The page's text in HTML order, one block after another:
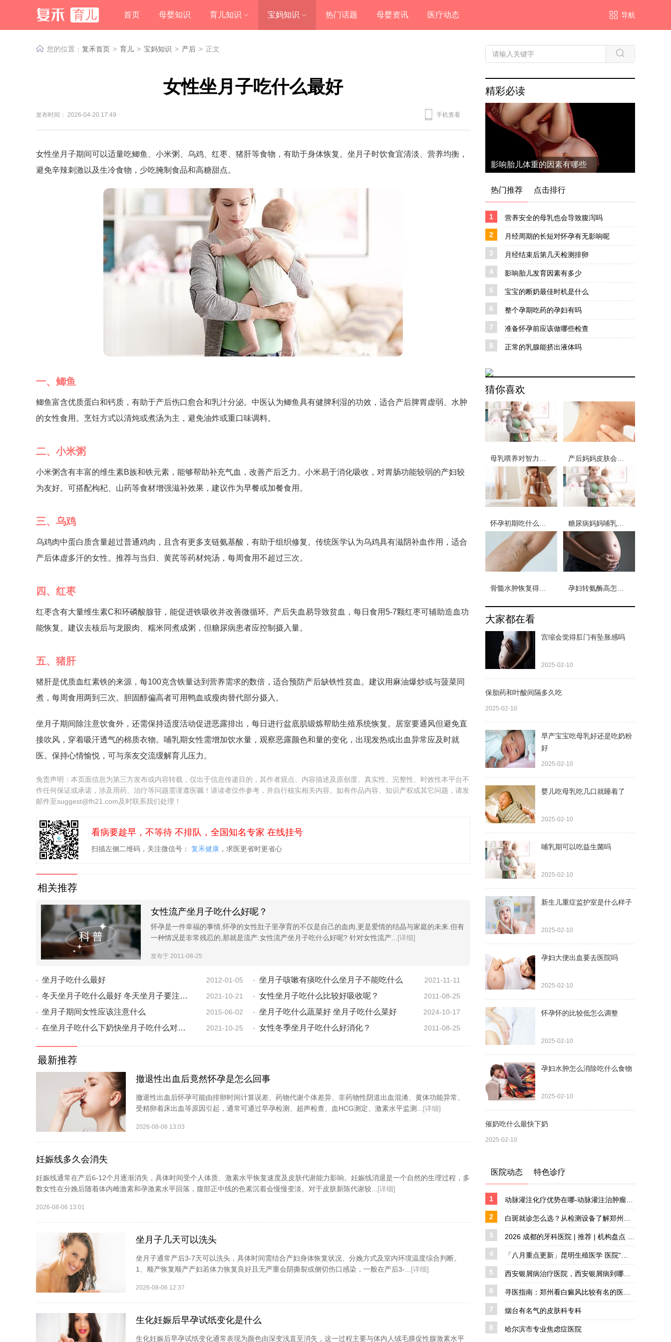
育儿 首页 母婴知识 育儿知识 宝妈知识 热门话题 母婴资讯 医疗动态 导航
您的位置： 复禾首页 > 育儿 > 宝妈知识 > 产后 > 正文
女性坐月子吃什么最好
发布时间： 2026-04-20 17:49 手机查看
女性坐月子期间可以适量吃鲫鱼、小米粥、乌鸡、红枣、猪肝等食物，有助于身体恢复。坐月子时饮食宜清淡、营养均衡，
避免辛辣刺激以及生冷食物，少吃腌制食品和高糖甜点。
一、鲫鱼
鲫鱼富含优质蛋白和钙质，有助于产后伤口愈合和乳汁分泌。中医认为鲫鱼具有健脾利湿的功效，适合产后脾胃虚弱、水肿
的女性食用。烹饪方式以清炖或煮汤为主，避免油炸或重口味调料。
二、小米粥
小米粥含有丰富的维生素B族和铁元素，能够帮助补充气血，改善产后乏力。小米易于消化吸收，对胃肠功能较弱的产妇较
为友好。可搭配枸杞、山药等食材增强滋补效果，建议作为早餐或加餐食用。
三、乌鸡
乌鸡肉中蛋白质含量超过普通鸡肉，且含有更多支链氨基酸，有助于组织修复。传统医学认为乌鸡具有滋阴补血作用，适合
产后体虚多汗的女性。推荐与当归、黄芪等药材炖汤，每周食用不超过三次。
四、红枣
红枣含有大量维生素C和环磷酸腺苷，能促进铁吸收并改善微循环。产后失血易导致贫血，每日食用5-7颗红枣可辅助造血功
能恢复。建议去核后与龙眼肉、糯米同煮成粥，但糖尿病患者应控制摄入量。
五、猪肝
猪肝是优质血红素铁的来源，每100克含铁量达到营养需求的数倍，适合预防产后缺铁性贫血。建议用麻油爆炒或与菠菜同
煮，每周食用两到三次。胆固醇偏高者可用鸭血或瘦肉替代部分摄入。
坐月子期间除注意饮食外，还需保持适度活动促进恶露排出，每日进行盆底肌锻炼帮助生殖系统恢复。居室要通风但避免直
接吹风，穿着吸汗透气的棉质衣物。哺乳期女性需增加饮水量，观察恶露颜色和量的变化，出现发热或出血异常应及时就
医。保持心情愉悦，可与亲友交流缓解育儿压力。
免责声明：本页面信息为第三方发布或内容转载，仅出于信息传递目的，其作者观点、内容描述及原创度、真实性、完整性、时效性本平台不
作任何保证或承诺，涉及用药、治疗等问题需谨遵医嘱！请读者仅作参考，并自行核实相关内容。如有作品内容、知识产权或其它问题，请发
邮件至suggest@fh21.com及时联系我们处理！
看病要趁早，不等待 不排队，全国知名专家 在线挂号
扫描左侧二维码，关注微信号： 复禾健康 ，求医更省时更省心
相关推荐
女性流产坐月子吃什么好呢？
怀孕是一件幸福的事情,怀孕的女性肚子里孕育的不仅是自己的血肉,更是爱情的结晶与家庭的未来.但有
一种情况是非常残忍的,那就是流产.女性流产坐月子吃什么好呢? 针对女性流产... [详细]
发布于 2011-08-25
坐月子吃什么最好 2012-01-05 坐月子咳嗽有痰吃什么坐月子不能吃什么 2021-11-11
冬天坐月子吃什么最好 冬天坐月子要注意什么 2021-10-21 女性坐月子吃什么比较好吸收呢？ 2011-08-25
坐月子期间女性应该注意什么 2015-06-02 坐月子吃什么蔬菜好 坐月子吃什么菜好 2024-10-17
在坐月子吃什么下奶快坐月子吃什么对身体好 2021-10-25 女性冬季坐月子吃什么好消化？ 2011-08-25
最新推荐
撤退性出血后竟然怀孕是怎么回事
撤退性出血后怀孕可能由排卵时间计算误差、药物代谢个体差异、非药物性阴道出血混淆、黄体功能异常、
受精卵着床出血等原因引起，通常可通过早孕检测、超声检查、血HCG测定、激素水平监测... [详细]
2026-08-06 13:03
妊娠线多久会消失
妊娠线通常在产后6-12个月逐渐消失，具体时间受个人体质、激素水平恢复速度及皮肤代谢能力影响。妊娠线消退是一个自然的生理过程，多
数女性在分娩后随着体内雌激素和孕激素水平回落，腹部正中线的色素沉着会慢慢变淡。对于皮肤新陈代谢较... [详细]
2026-08-06 13:01
坐月子几天可以洗头
坐月子通常产后3-7天可以洗头，具体时间需结合产妇身体恢复状况、分娩方式及室内环境温度综合判断。
1、顺产恢复顺产产妇若体力恢复良好且无严重会阴撕裂或侧切伤口感染，一般在产后3-... [详细]
2026-08-06 12:37
生化妊娠后早孕试纸变化是什么
生化妊娠后早孕试纸变化通常表现为颜色由深变浅直至消失，这一过程主要与体内人绒毛膜促性腺激素水平
精彩必读
影响胎儿体重的因素有哪些
热门推荐 点击排行
1 营养安全的母乳也会导致腹泻吗
2 月经周期的长短对怀孕有无影响呢
3 月经结束后第几天检测排卵
4 影响胎儿发育因素有多少
5 宝宝的断奶最佳时机是什么
6 整个孕期吃药的孕妇有吗
7 准备怀孕前应该做哪些检查
8 正常的乳腺能挤出液体吗
猜你喜欢
大家都在看
宫缩会觉得肛门有坠胀感吗
2025-02-10
保胎药和叶酸间隔多久吃
2025-02-10
早产宝宝吃母乳好还是吃奶粉
好
2025-02-10
婴儿吃母乳吃几口就睡着了
2025-02-10
哺乳期可以吃益生菌吗
2025-02-10
新生儿重症监护室是什么样子
2025-02-10
孕妇大便出血要去医院吗
2025-02-10
怀孕怀的比较低怎么调整
2025-02-10
孕妇水肿怎么消除吃什么食物
2025-02-10
催奶吃什么最快下奶
2025-02-10
医院动态 特色诊疗
1
2
3
4
5
6
7 烟台有名气的皮肤科专科
8 哈尔滨市专业焦虑症医院